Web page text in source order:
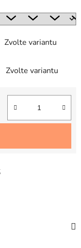
Zvolte variantu
Zvolte variantu